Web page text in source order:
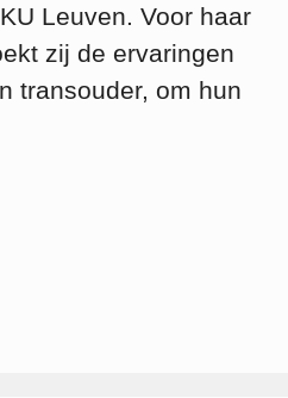
Leuven. Voor haar
zij de ervaringen
transouder, om hun